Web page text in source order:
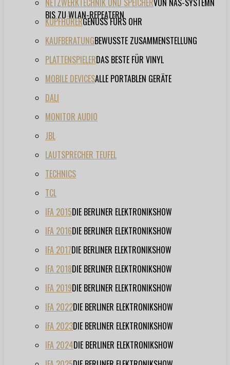
NETZWERKTECHNIK UND SPEICHERVON NAS-SYSTEMN
BIS ZU WLAN-REPEATERN
KOPFHÖRERGENUSS FÜRS OHR
KAUFBERATUNGBEWUSSTE ZUSAMMENSTELLUNG
PLATTENSPIELERDAS BESTE FÜR VINYL
MOBILE DEVICESALLE PORTABLEN GERÄTE
DALI
MONITOR AUDIO
JBL
LAUTSPRECHER TEUFEL
TECHNICS
TCL
IFA 2015DIE BERLINER ELEKTRONIKSHOW
IFA 2016DIE BERLINER ELEKTRONIKSHOW
IFA 2017DIE BERLINER ELEKTRONIKSHOW
IFA 2018DIE BERLINER ELEKTRONIKSHOW
IFA 2019DIE BERLINER ELEKTRONIKSHOW
IFA 2022DIE BERLINER ELEKTRONIKSHOW
IFA 2023DIE BERLINER ELEKTRONIKSHOW
IFA 2024DIE BERLINER ELEKTRONIKSHOW